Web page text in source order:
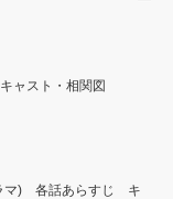
ャスト・相関図
マ) 各話あらすじ キ